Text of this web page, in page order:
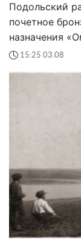
Подольский
почетное
назначения
15:25 03.08